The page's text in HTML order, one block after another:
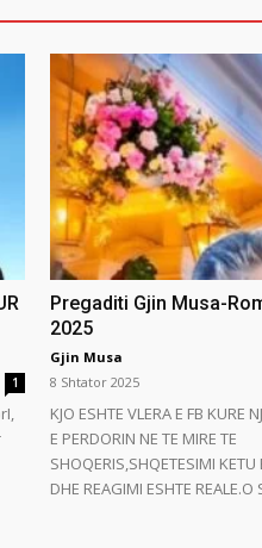
1
Pregaditi Gjin Musa-
2025
Gjin Musa
8 Shtator 2025
KJO ESHTE VLERA E FB KURE
E PERDORIN NE TE MIRE TE
SHOQERIS,SHQETESIMI KETU
DHE REAGIMI ESHTE REALE.O